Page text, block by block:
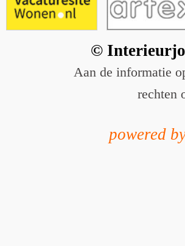
©
Aan de informatie
rechten
powered